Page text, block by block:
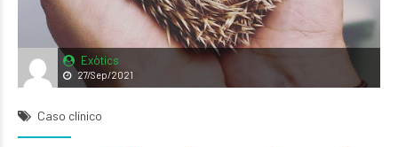
Exòtics
27/Sep/2021
Caso clínico